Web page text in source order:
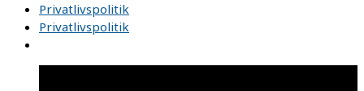
Privatlivspolitik
Privatlivspolitik